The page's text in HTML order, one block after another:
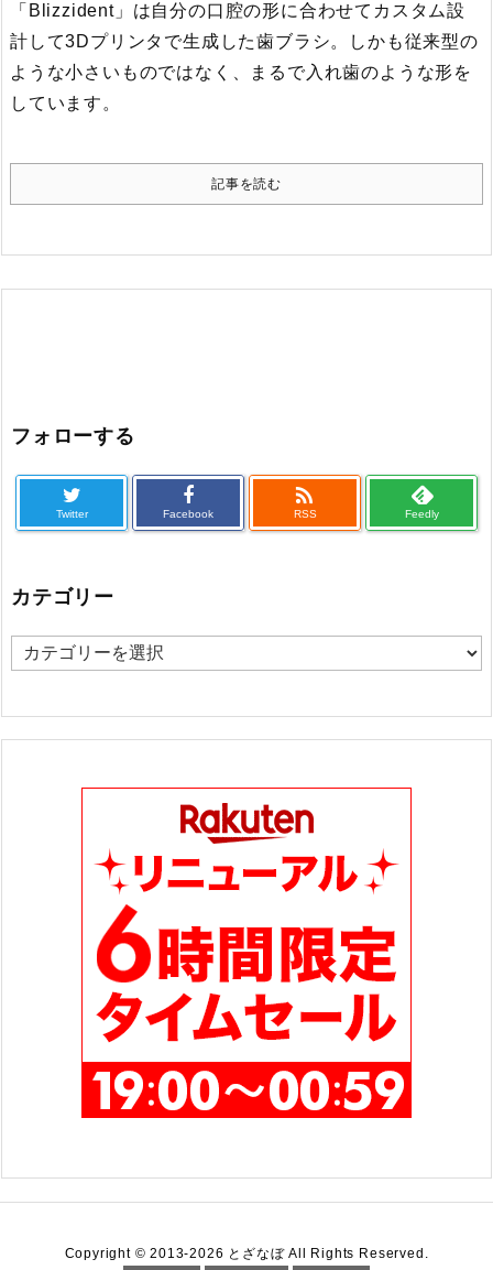
「Blizzident」は自分の口腔の形に合わせてカスタム設
計して3Dプリンタで生成した歯ブラシ。しかも従来型の
ような小さいものではなく、まるで入れ歯のような形を
しています。
記事を読む
フォローする
Twitter Facebook

RSS Feedly
カテゴリー
カ
ゴ
Copyright ©2013-2026 とざなぼAll Rights Reserved.